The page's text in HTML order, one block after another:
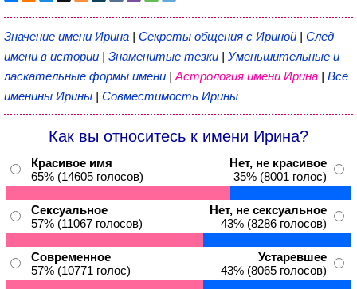
Значение имени Ирина | Секреты общения с Ириной | След
имени в истории | Знаменитые тезки | Уменьшительные и
ласкательные формы имени | Астрология имени Ирина | Все
именины Ирины | Совместимость Ирины
Как вы относитесь к имени Ирина?
Красивое имя
65% (14605 голосов)
Нет, не красивое
35% (8001 голос)
Сексуальное
57% (11067 голосов)
Нет, не сексуальное
43% (8286 голосов)
Современное
57% (10771 голос)
Устаревшее
43% (8065 голосов)